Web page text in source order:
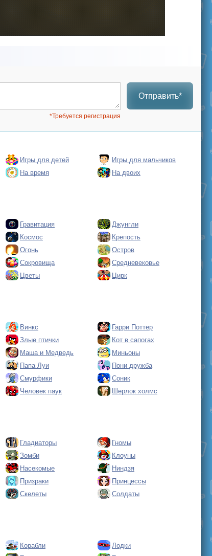
Отправить*
*Требуется регистрация
Игры для детей
Игры для мальчиков
На время
На двоих
Гравитация
Джунгли
Космос
Крепость
Огонь
Остров
Сокровища
Средневековье
Цветы
Цирк
Винкс
Гарри Поттер
Злые птички
Кот в сапогах
Маша и Медведь
Миньоны
Папа Луи
Пони дружба
Смурфики
Соник
Человек паук
Шерлок холмс
Гладиаторы
Гномы
Зомби
Клоуны
Насекомые
Ниндзя
Призраки
Принцессы
Скелеты
Солдаты
Корабли
Лодки